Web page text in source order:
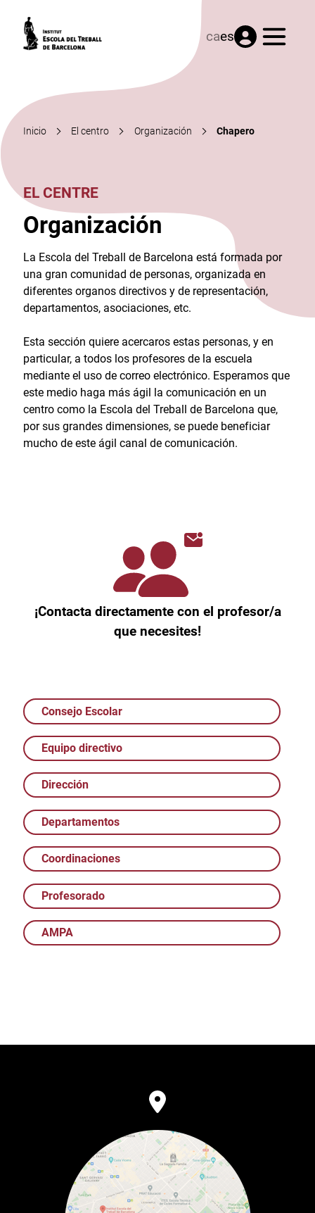
caes Menú
Inicio El centro Organización Chapero
EL CENTRE
Organización
La Escola del Treball de Barcelona está formada por
una gran comunidad de personas, organizada en
diferentes organos directivos y de representación,
departamentos, asociaciones, etc.
Esta sección quiere acercaros estas personas, y en
particular, a todos los profesores de la escuela
mediante el uso de correo electrónico. Esperamos que
este medio haga más ágil la comunicación en un
centro como la Escola del Treball de Barcelona que,
por sus grandes dimensiones, se puede beneficiar
mucho de este ágil canal de comunicación.
¡Contacta directamente con el profesor/a
que necesites!
Consejo Escolar
Equipo directivo
Dirección
Departamentos
Coordinaciones
Profesorado
AMPA